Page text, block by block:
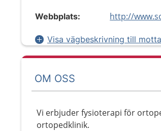
Webbplats: http://
Visa vägbeskrivning till
OM OSS
Vi erbjuder fysioterapi för
ortopedklinik.